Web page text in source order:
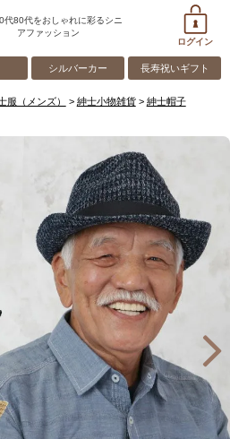
代80代をおしゃれに彩るシニ
アファッション
ログイン
シルバーカー 長寿祝いギフト
服（メンズ） 紳士小物雑貨
紳士帽子